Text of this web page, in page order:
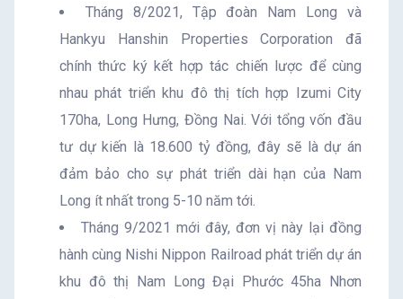
Tháng 8/2021, Tập đoàn Nam Long và
Hankyu Hanshin Properties Corporation đã
chính thức ký kết hợp tác chiến lược để cùng
nhau phát triển khu đô thị tích hợp Izumi City
170ha, Long Hưng, Đồng Nai. Với tổng vốn đầu
tư dự kiến là 18.600 tỷ đồng, đây sẽ là dự án
đảm bảo cho sự phát triển dài hạn của Nam
Long ít nhất trong 5-10 năm tới.
Tháng 9/2021 mới đây, đơn vị này lại đồng
hành cùng Nishi Nippon Railroad phát triển dự án
khu đô thị Nam Long Đại Phước 45ha Nhơn